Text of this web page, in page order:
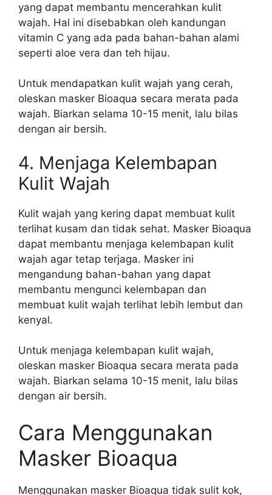
yang dapat membantu mencerahkan kulit
wajah. Hal ini disebabkan oleh kandungan
vitamin C yang ada pada bahan-bahan alami
seperti aloe vera dan teh hijau.
Untuk mendapatkan kulit wajah yang cerah,
oleskan masker Bioaqua secara merata pada
wajah. Biarkan selama 10-15 menit, lalu bilas
dengan air bersih.
4. Menjaga Kelembapan
Kulit Wajah
Kulit wajah yang kering dapat membuat kulit
terlihat kusam dan tidak sehat. Masker Bioaqua
dapat membantu menjaga kelembapan kulit
wajah agar tetap terjaga. Masker ini
mengandung bahan-bahan yang dapat
membantu mengunci kelembapan dan
membuat kulit wajah terlihat lebih lembut dan
kenyal.
Untuk menjaga kelembapan kulit wajah,
oleskan masker Bioaqua secara merata pada
wajah. Biarkan selama 10-15 menit, lalu bilas
dengan air bersih.
Cara Menggunakan
Masker Bioaqua
Menggunakan masker Bioaqua tidak sulit kok,